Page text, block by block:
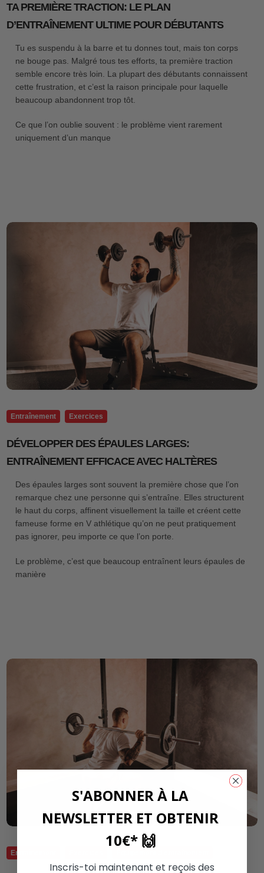
TA PREMIÈRE TRACTION: LE PLAN
D’ENTRAÎNEMENT ULTIME POUR DÉBUTANTS
Tu es suspendu à la barre et tu donnes tout, mais ton corps
ne bouge pas. Malgré tous tes efforts, ta première traction
semble encore très loin. La plupart des débutants connaissent
cette frustration, et c’est la raison principale pour laquelle
beaucoup abandonnent trop tôt.
Ce que l’on oublie souvent : le problème vient rarement
uniquement d’un manque
Entraînement Exercices
DÉVELOPPER DES ÉPAULES LARGES:
ENTRAÎNEMENT EFFICACE AVEC HALTÈRES
Des épaules larges sont souvent la première chose que l’on
remarque chez une personne qui s’entraîne. Elles structurent
le haut du corps, affinent visuellement la taille et créent cette
fameuse forme en V athlétique qu’on ne peut pratiquement
pas ignorer, peu importe ce que l’on porte.
Le problème, c’est que beaucoup entraînent leurs épaules de
manière
Entraînement
S'ABONNER À LA
NEWSLETTER ET OBTENIR
10€* 🙌
Inscris-toi maintenant et reçois des